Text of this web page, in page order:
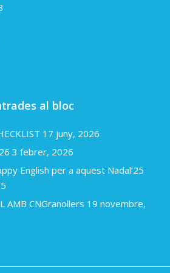
al bloc
17 juny, 2026
3 febrer, 2026
English per a aquest Nadal’25
AMB CNGranollers 19 novembre,